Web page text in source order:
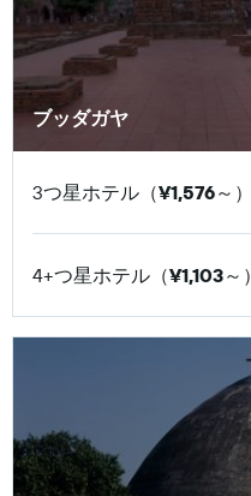
ブッダガヤ
3つ星ホテル（¥1,576​～）
4+つ星ホテル（¥1,103​～）